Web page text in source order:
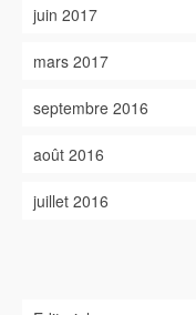
juin 2017
mars 2017
septembre 2016
août 2016
juillet 2016